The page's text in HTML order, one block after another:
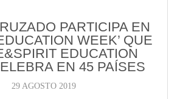
PARTICIPA EN
WEEK’ QUE
EDUCATION
EN 45 PAÍSES
29 AGOSTO 2019